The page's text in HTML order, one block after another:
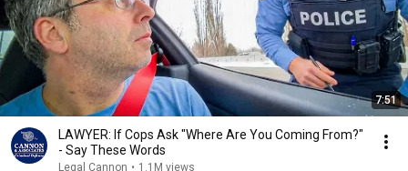
7:51
LAWYER: If Cops Ask "Where Are You Coming From?"
- Say These Words
Legal Cannon • 1.1M views